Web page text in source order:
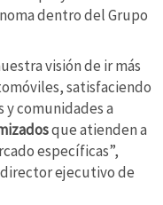
dentro del Grupo
visión de ir más
satisfaciendo
y comunidades a
que atienden a
específicas”,
ejecutivo de